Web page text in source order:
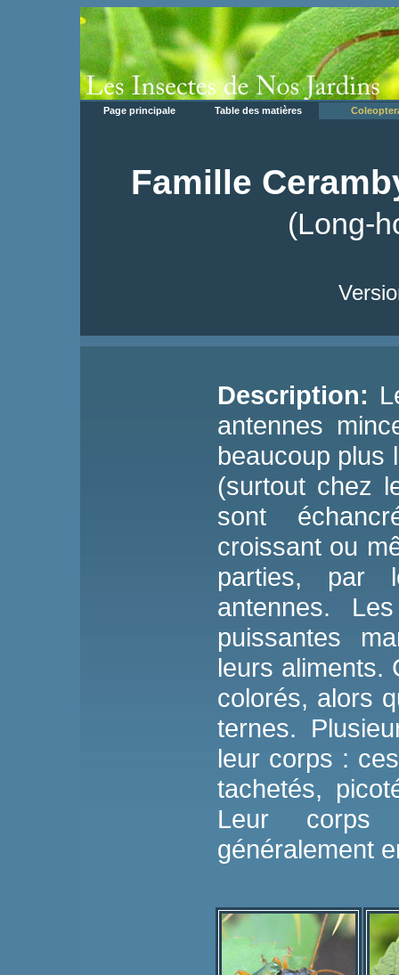
Page principale Table des matières
Famille
(Long-
Description:
antennes
beaucoup plus
(surtout chez
sont
croissant ou
parties, par
antennes.
puissantes
leurs aliments.
colorés, alors
ternes.
leur corps :
tachetés,
Leur corps
généralement